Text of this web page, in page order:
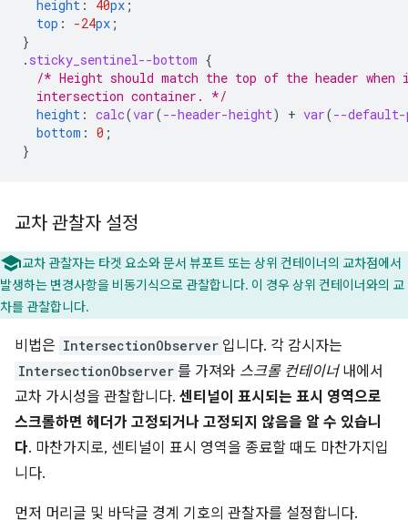
height : 40px ;
top : -24px ;
}
. sticky_sentinel--bottom {
/* Height should match the top of the header
  intersection container. */
height : calc(var(--header-height) + var(--default-
bottom : 0 ;
}
교차 관찰자 설정
교차 관찰자는 타겟 요소와 문서 뷰포트 또는 상위 컨테이너의 교차점에서
발생하는 변경사항을 비동기식으로 관찰합니다. 이 경우 상위 컨테이너와의 교
차를 관찰합니다.
비법은 IntersectionObserver 입니다. 각 감시자는
IntersectionObserver 를 가져와 스크롤 컨테이너내에서
교차 가시성을 관찰합니다. 센티널이 표시되는 표시 영역으로
스크롤하면 헤더가 고정되거나 고정되지 않음을 알 수 있습니
다. 마찬가지로, 센티널이 표시 영역을 종료할 때도 마찬가지입
니다.
먼저 머리글 및 바닥글 경계 기호의 관찰자를 설정합니다.